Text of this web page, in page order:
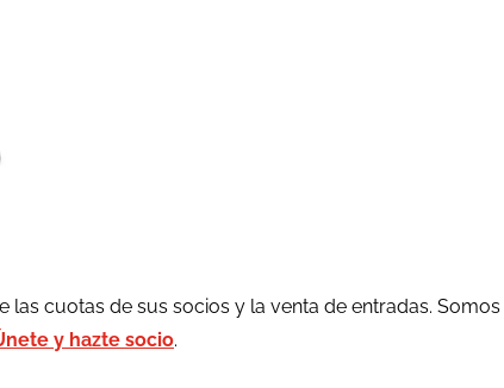
cuotas de sus socios y la venta de entradas.
y hazte socio.